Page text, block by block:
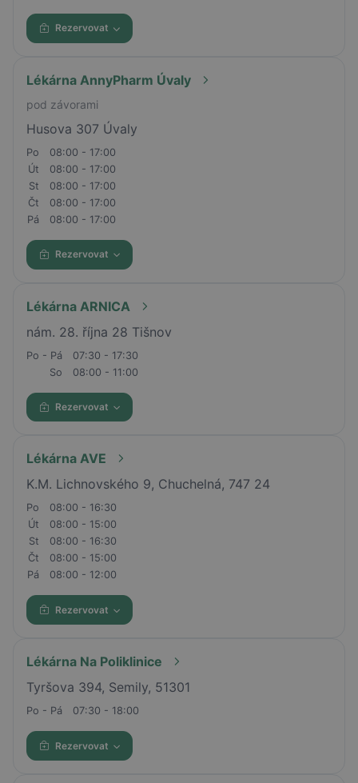
Rezervovat
Lékárna AnnyPharm Úvaly
pod závorami
Husova 307 Úvaly
Po
08:00 - 17:00
Út
08:00 - 17:00
St
08:00 - 17:00
Čt
08:00 - 17:00
Pá
08:00 - 17:00
Rezervovat
Lékárna ARNICA
nám. 28. října 28 Tišnov
Po - Pá
07:30 - 17:30
So
08:00 - 11:00
Rezervovat
Lékárna AVE
K.M. Lichnovského 9, Chuchelná, 747 24
Po
08:00 - 16:30
Út
08:00 - 15:00
St
08:00 - 16:30
Čt
08:00 - 15:00
Pá
08:00 - 12:00
Rezervovat
Lékárna Na Poliklinice
Tyršova 394, Semily, 51301
Po - Pá 07:30 - 18:00
Rezervovat